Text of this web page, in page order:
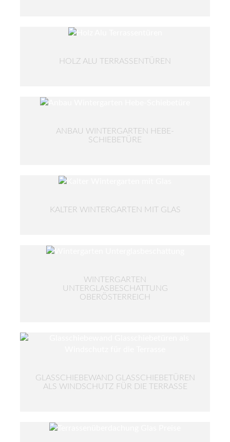
HOLZ ALU TERRASSENTÜREN
ANBAU WINTERGARTEN HEBE-
SCHIEBETÜRE
KALTER WINTERGARTEN MIT GLAS
WINTERGARTEN
UNTERGLASBESCHATTUNG
OBERÖSTERREICH
GLASSCHIEBEWAND GLASSCHIEBETÜREN
ALS WINDSCHUTZ FÜR DIE TERRASSE